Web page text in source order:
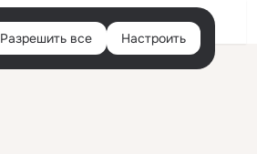
Войти
Разрешить все Настроить